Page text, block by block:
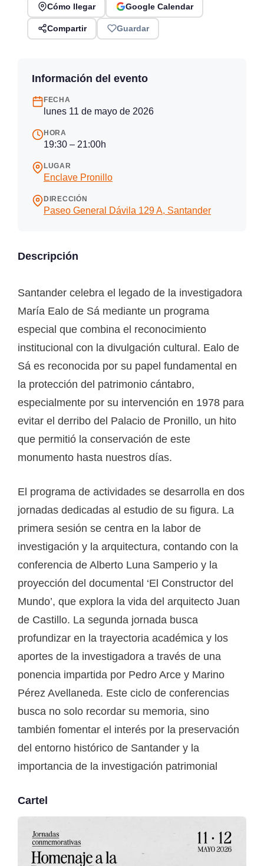
Cómo llegar Google Calendar
Compartir Guardar
Información del evento
FECHA
lunes 11 de mayo de 2026
HORA
19:30 – 21:00h
LUGAR
Enclave Pronillo
DIRECCIÓN
Paseo General Dávila 129 A, Santander
Descripción
Santander celebra el legado de la investigadora
María Ealo de Sá mediante un programa
especial que combina el reconocimiento
institucional con la divulgación cultural. Ealo de
Sá es reconocida por su papel fundamental en
la protección del patrimonio cántabro,
especialmente por su intervención en 1978 para
evitar el derribo del Palacio de Pronillo, un hito
que permitió la conservación de este
monumento hasta nuestros días.
El programa de actividades se desarrolla en dos
jornadas dedicadas al estudio de su figura. La
primera sesión se centra en la labor de
investigación y la arquitectura, contando con la
conferencia de Alberto Luna Samperio y la
proyección del documental ‘El Constructor del
Mundo’, que explora la vida del arquitecto Juan
de Castillo. La segunda jornada busca
profundizar en la trayectoria académica y los
aportes de la investigadora a través de una
ponencia impartida por Pedro Arce y Marino
Pérez Avellaneda. Este ciclo de conferencias
busca no solo recordar su memoria, sino
también fomentar el interés por la preservación
del entorno histórico de Santander y la
importancia de la investigación patrimonial
Cartel